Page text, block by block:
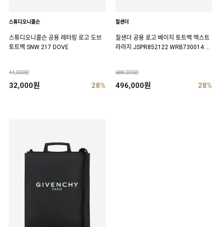
스튜디오니콜슨
스튜디오니콜슨 공용 레터링 로고 도브
토트백 SNW 217 DOVE
44,000원
32,000원 28%
질샌더
질샌더 공용 로고 베이지 토트백 엑스트
라라지 JSPR852122 WRB730014 10
688,000원
496,000원 28%